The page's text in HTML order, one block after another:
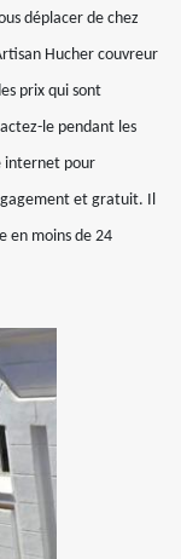
déplacer de chez
Hucher couvreur
prix qui sont
le pendant les
internet pour
et gratuit. Il
en moins de 24